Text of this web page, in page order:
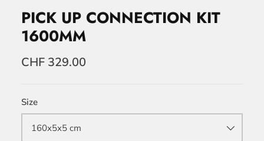
PICK UP CONNECTION KIT
1600MM
CHF 329.00
Size
160x5x5 cm